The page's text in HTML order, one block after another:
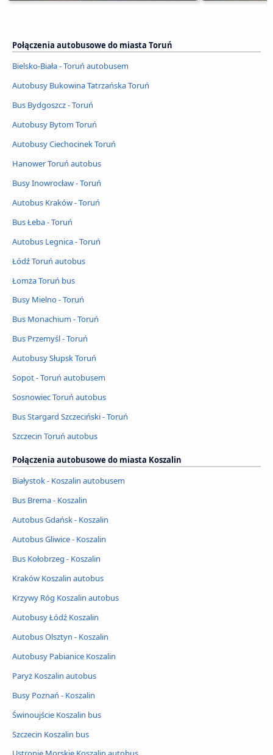
Połączenia autobusowe do miasta Toruń
Bielsko-Biała - Toruń autobusem
Autobusy Bukowina Tatrzańska Toruń
Bus Bydgoszcz - Toruń
Autobusy Bytom Toruń
Autobusy Ciechocinek Toruń
Hanower Toruń autobus
Busy Inowrocław - Toruń
Autobus Kraków - Toruń
Bus Łeba - Toruń
Autobus Legnica - Toruń
Łódź Toruń autobus
Łomża Toruń bus
Busy Mielno - Toruń
Bus Monachium - Toruń
Bus Przemyśl - Toruń
Autobusy Słupsk Toruń
Sopot - Toruń autobusem
Sosnowiec Toruń autobus
Bus Stargard Szczeciński - Toruń
Szczecin Toruń autobus
Połączenia autobusowe do miasta Koszalin
Białystok - Koszalin autobusem
Bus Brema - Koszalin
Autobus Gdańsk - Koszalin
Autobus Gliwice - Koszalin
Bus Kołobrzeg - Koszalin
Kraków Koszalin autobus
Krzywy Róg Koszalin autobus
Autobusy Łódź Koszalin
Autobus Olsztyn - Koszalin
Autobusy Pabianice Koszalin
Paryż Koszalin autobus
Busy Poznań - Koszalin
Świnoujście Koszalin bus
Szczecin Koszalin bus